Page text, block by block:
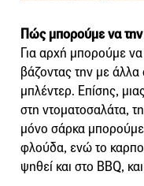
Πώς μπορούμε να
Για αρχή μπορούμε
βάζοντας την με άλλα
μπλέντερ. Επίσης,
στη ντοματοσαλάτα,
μόνο σάρκα
φλούδα, ενώ το
ψηθεί και στο BBQ,